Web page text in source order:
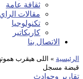
ثقافة عامة
مقالات الراي
تكنولوجيا
كاريكاتير
الاتصال بنا
الرئيسية » اللى هيقرب
قبضة مسجل
تقارير وحوادث